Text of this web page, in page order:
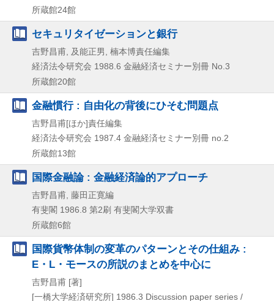
所蔵館24館
セキュリタイゼーションと銀行
吉野昌甫, 及能正男, 楠本博責任編集
経済法令研究会 1988.6 金融経済セミナー別冊 No.3
所蔵館20館
金融慣行 : 自由化の背後にひそむ問題点
吉野昌甫[ほか]責任編集
経済法令研究会 1987.4 金融経済セミナー別冊 no.2
所蔵館13館
国際金融論 : 金融経済論的アプローチ
吉野昌甫, 藤田正寛編
有斐閣 1986.8 第2刷 有斐閣大学双書
所蔵館6館
国際貨幣体制の変革のパターンとその仕組み :
E・L・モースの所説のまとめを中心に
吉野昌甫 [著]
[一橋大学経済研究所] 1986.3 Discussion paper series /